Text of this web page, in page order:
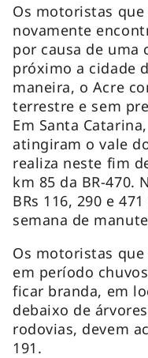
Os motoristas que
novamente
por causa de
próximo a cidade
maneira, o Acre
terrestre e sem
Em Santa
atingiram o vale
realiza neste fim
km 85 da BR-470.
BRs 116, 290 e
semana de
Os motoristas
em período
ficar branda, em
debaixo de
rodovias, devem
191.